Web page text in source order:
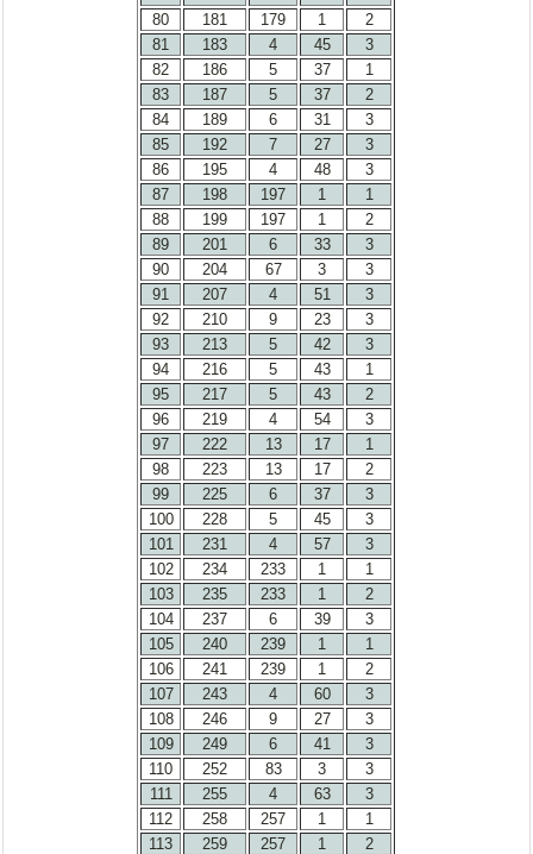
80
181 179 1
2
81
183 4 45
3
82
186 5 37
1
83
187 5 37
2
84
189 6 31
3
85
192 7 27
3
86
195 4 48
3
87
198 197 1
1
88
199 197 1
2
89
201 6 33
3
90
204 67 3
3
91
207 4 51
3
92
210 9 23
3
93
213 5 42
3
94
216 5 43
1
95
217 5 43
2
96
219 4 54
3
97
222 13 17
1
98
223 13 17
2
99
225 6 37
3
100
228 5 45
3
101
231 4 57
3
102
234 233 1
1
103
235 233 1
2
104
237 6 39
3
105
240 239 1
1
106
241 239 1
2
107
243 4 60
3
108
246 9 27
3
109
249 6 41
3
110
252 83 3
3
111
255 4 63
3
112
258 257 1
1
113
259 257 1
2